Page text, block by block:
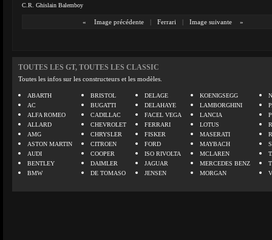
C.R. Ghislain Balemboy
« Image précédente | Ferrari | Image suivante »
TOUTES LES GT, TOUTES LES CLASSIC
Toutes les infos sur les constructeurs et les modèles.
ABARTH
AC
ALFA ROMEO
ALLARD
AMG
ASTON MARTIN
AUDI
BENTLEY
BMW
BRISTOL
BUGATTI
CADILLAC
CHEVROLET
CHRYSLER
CITROEN
COOPER
DAIMLER
DE TOMASO
DELAGE
DELAHAYE
FACEL VEGA
FERRARI
FISKER
FORD
ISO RIVOLTA
JAGUAR
JENSEN
KOENIGSEGG
LAMBORGHINI
LANCIA
LOTUS
MASERATI
MAYBACH
MCLAREN
MERCEDES BENZ
MORGAN